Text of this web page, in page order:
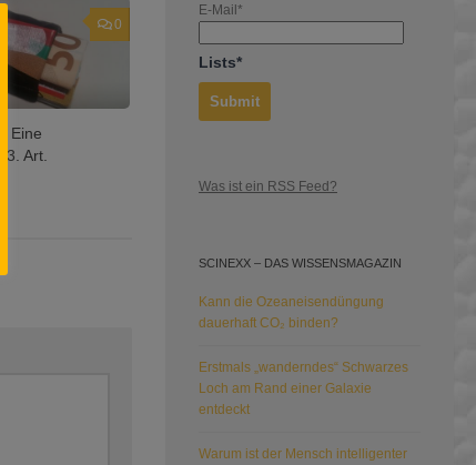
0
Eine
Art.
E-Mail*
Lists*
Was ist ein RSS Feed?
SCINEXX – DAS WISSENSMAGAZIN
Kann die Ozeaneisendüngung
dauerhaft CO₂ binden?
Erstmals „wanderndes“ Schwarzes
Loch am Rand einer Galaxie
entdeckt
Warum ist der Mensch intelligenter